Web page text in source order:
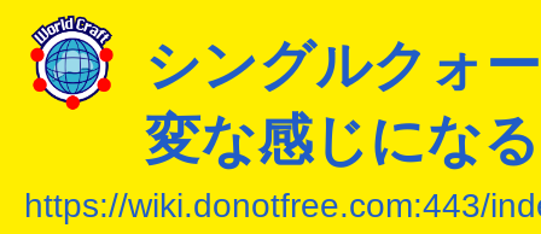
シングルクォ
変な感じになる
https://wiki.donotfree.com:443/